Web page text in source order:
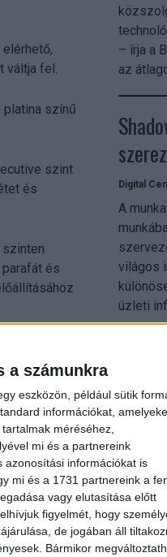
a számunkra
eszközön, például sütik
információkat,
méréséhez,
mi és a partnereink
azonosítási információkat is
mi és a 1731 partnereink a
vagy elutasítása előtt
figyelmét, hogy
de jogában áll
Bármikor
váltja fel.
platina színű
szint
és
parafát és
kényelmet
külső és
csiszolt
– írja a
az
Digital
A
világos
üzleti
Digital
A
most
Ezzel a